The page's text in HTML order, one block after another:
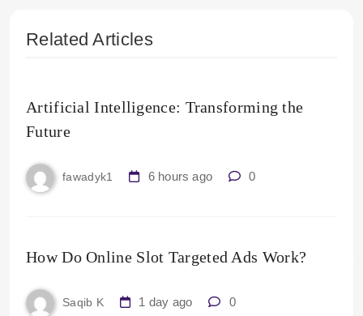
Related Articles
Artificial Intelligence: Transforming the
Future
fawadyk1 6 hours ago 0
How Do Online Slot Targeted Ads Work?
Saqib K 1 day ago 0